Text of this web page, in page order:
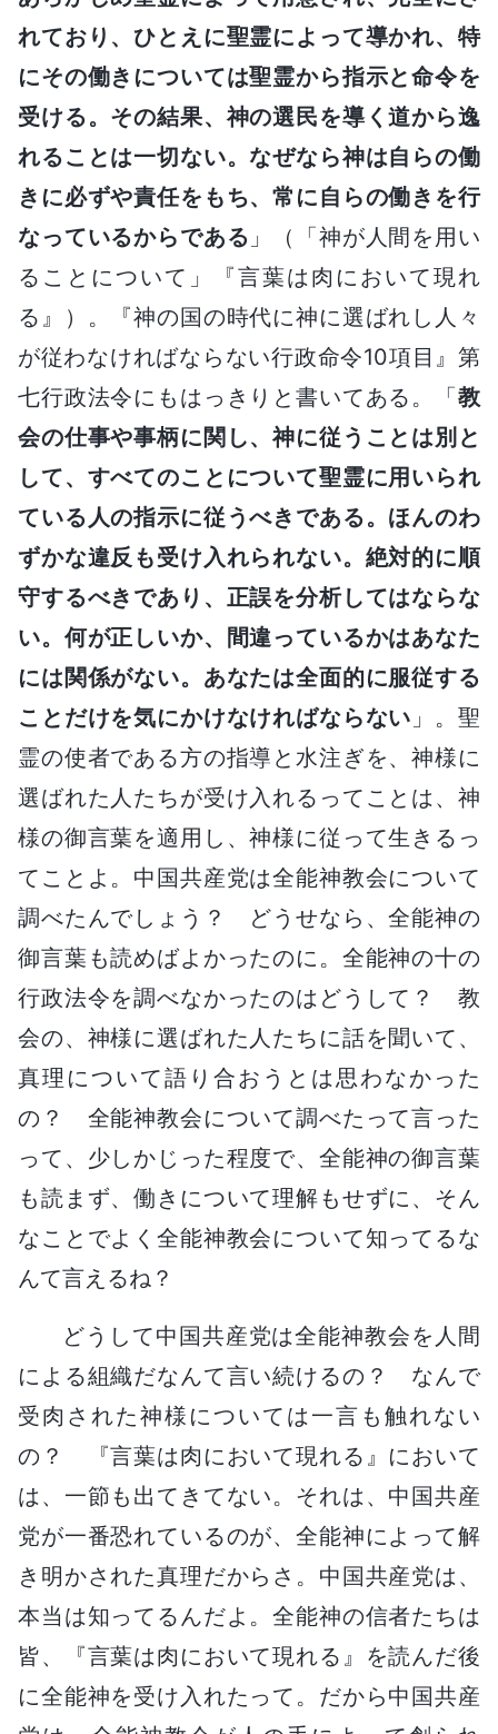
れており、ひとえに聖霊によって導かれ、特
にその働きについては聖霊から指示と命令を
受ける。その結果、神の選民を導く道から逸
れることは一切ない。なぜなら神は自らの働
きに必ずや責任をもち、常に自らの働きを行
なっているからである 」（「神が人間を用い
ることについて」『言葉は肉において現れ
る』）。『神の国の時代に神に選ばれし人々
が従わなければならない行政命令10項目』第
七行政法令にもはっきりと書いてある。「教
会の仕事や事柄に関し、神に従うことは別と
して、すべてのことについて聖霊に用いられ
ている人の指示に従うべきである。ほんのわ
ずかな違反も受け入れられない。絶対的に順
守するべきであり、正誤を分析してはならな
い。何が正しいか、間違っているかはあなた
には関係がない。あなたは全面的に服従する
ことだけを気にかけなければならない 」。聖
霊の使者である方の指導と水注ぎを、神様に
選ばれた人たちが受け入れるってことは、神
様の御言葉を適用し、神様に従って生きるっ
てことよ。中国共産党は全能神教会について
調べたんでしょう？ どうせなら、全能神の
御言葉も読めばよかったのに。全能神の十の
行政法令を調べなかったのはどうして？ 教
会の、神様に選ばれた人たちに話を聞いて、
真理について語り合おうとは思わなかった
の？ 全能神教会について調べたって言った
って、少しかじった程度で、全能神の御言葉
も読まず、働きについて理解もせずに、そん
なことでよく全能神教会について知ってるな
んて言えるね？
どうして中国共産党は全能神教会を人間
による組織だなんて言い続けるの？ なんで
受肉された神様については一言も触れない
の？ 『言葉は肉において現れる』において
は、一節も出てきてない。それは、中国共産
党が一番恐れているのが、全能神によって解
き明かされた真理だからさ。中国共産党は、
本当は知ってるんだよ。全能神の信者たちは
皆、『言葉は肉において現れる』を読んだ後
に全能神を受け入れたって。だから中国共産